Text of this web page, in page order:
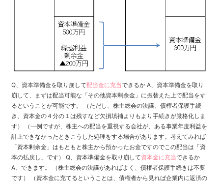
Q、資本準備金を取り崩して配当金に充当できるか A、資本準備金を取り
崩して、まずは配当可能な「その他資本剰余金」に振替えた上で配当をす
るということが可能です。 （ただし、株主総会の決議、債権者保護手続
き、資本金の４分の１は残すなど欠損填補よりもより手続きが厳格化しま
す） （一例ですが、株主への配当を重視する会社が、ある事業年度利益を
計上できなかったときこうした処理をする場合があります。考えてみれば
「資本剰余金」はもともと株主から預かったお金ですのでこの配当は「資
本の払戻し」です） Q、資本準備金を取り崩して資本金に充当できるか
A、できます。 （株主総会の決議があればよく、債権者保護手続きは不要
です） （資本金に充てるということは、債権者から見れば企業内に返済の